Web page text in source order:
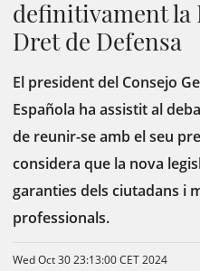
definitivament la
Dret de Defensa
El president del Consejo
Española ha assistit al
de reunir-se amb el seu
considera que la nova
garanties dels ciutadans i
professionals.
Wed Oct 30 23:13:00 CET 2024